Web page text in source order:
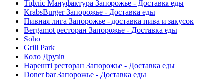
Тіфліс Мануфактура Запорожье - Доставка еды
KrabsBurger Запорожье - Доставка еды
Пивная лига Запорожье - доставка пива и закусок
Bergamot ресторан Запорожье - Доставка еды
Soho
Grill Park
Коло Друзів
Нарешті ресторан Запорожье - Доставка еды
Doner bar Запорожье - Доставка еды